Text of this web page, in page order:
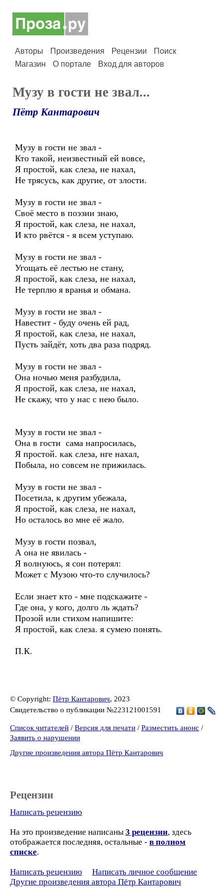
Авторы Произведения Рецензии
Поиск
Магазин
О портале Вход для авторов
Музу в гости не звал...
Пётр Кантарович
Музу в гости не звал -
Кто такой, неизвестный ей вовсе,
Я простой, как слеза, не нахал,
Не трясусь, как другие, от злости.
Музу в гости не звал -
Своё место в поэзии знаю,
Я простой, как слеза, не нахал,
И кто рвётся - я всем уступаю.
Музу в гости не звал -
Угощать её лестью не стану,
Я простой, как слеза, не нахал,
Не терплю я вранья и обмана.
Музу в гости не звал -
Навестит - буду очень ей рад,
Я простой, как слеза, не нахал,
Пусть зайдёт, хоть два раза подряд.
Музу в гости не звал -
Она ночью меня разбудила,
Я простой, как слеза, не нахал,
Не скажу, что у нас с нею было.
Музу в гости не звал -
Она в гости сама напросилась,
Я простой. как слеза, нге нахал,
Побыла, но совсем не прижилась.
Музу в гости не звал -
Посетила, к другим убежала,
Я простой, как слеза, не нахал,
Но осталось во мне её жало.
Музу в гости позвал,
А она не явилась -
Я волнуюсь, я сон потерял:
Может с Музою что-то случилось?
Если знает кто - мне подскажите -
Где она, у кого, долго ль ждать?
Прозой или стихом напишите:
Я простой, как слеза. я сумею понять.
П.К.
© Copyright: Пётр Кантарович, 2023
Свидетельство о публикации №223121001591
Список читателей / Версия для печати / Разместить анонс /
Заявить о нарушении
Другие произведения автора Пётр Кантарович
Рецензии
Написать рецензию
На это произведение написаны 3 рецензии, здесь
отображается последняя, остальные - в полном
списке.
Написать рецензию
Написать личное сообщение
Другие произведения автора Пётр Кантарович